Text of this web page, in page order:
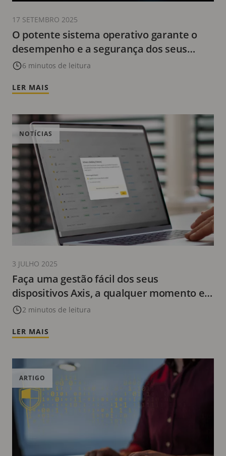
O potente sistema operativo garante o
desempenho e a segurança dos seus
produtos de rede
6 minutos de leitura
17 SETEMBRO 2025
LER MAIS
Faça uma gestão fácil dos seus
dispositivos Axis, a qualquer momento e
em qualquer lugar
2 minutos de leitura
NOTÍCIAS
3 JULHO 2025
LER MAIS
ARTIGO